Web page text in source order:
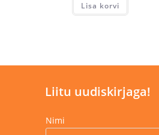
Lisa korvi
Liitu uudiskirjaga!
Nimi